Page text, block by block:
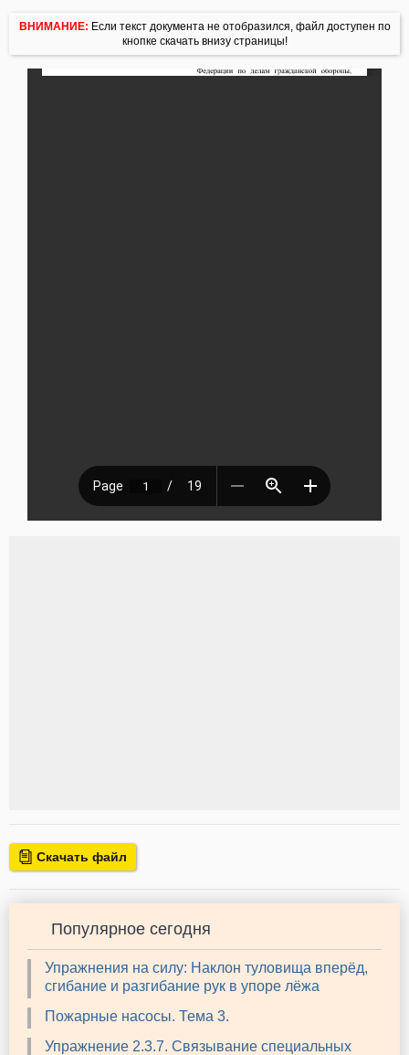
ВНИМАНИЕ: Если текст документа не отобразился, файл доступен по
кнопке скачать внизу страницы!
Скачать файл
Популярное сегодня
Упражнения на силу: Наклон туловища вперёд,
сгибание и разгибание рук в упоре лёжа
Пожарные насосы. Тема 3.
Упражнение 2.3.7. Связывание специальных